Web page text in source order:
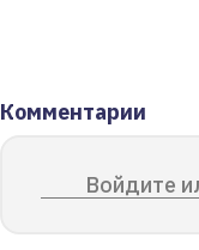
Комментарии
Войдите